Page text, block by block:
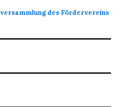
des Fördervereins